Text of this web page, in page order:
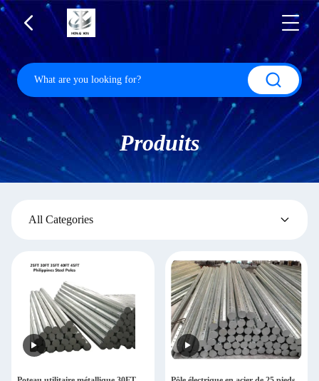
Produits
All Categories